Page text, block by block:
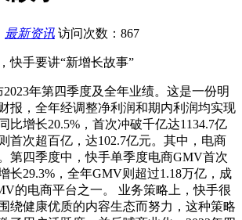
最新资讯 访问次数：867
快手要讲“新增长故事”
年第四季度及全年业绩。这是一份明
报，全年经调整净利润和期内利润均实现
比增长20.5%，首次冲破千亿达1134.7亿
首次超百亿，达102.7亿元。其中，电商
第四季度中，快手单季度电商GMV首次
长29.3%，全年GMV则超过1.18万亿，成
的电商平台之一。 业务策略上，快手很
绕健康优质的内容生态而努力，这种策略